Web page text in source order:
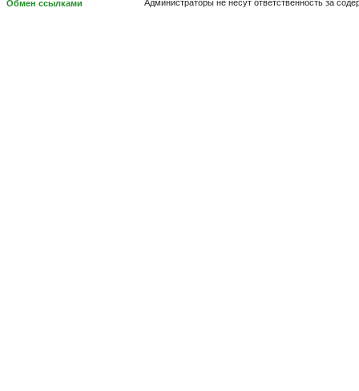
Администраторы не несут ответственность за
Обмен ссылками